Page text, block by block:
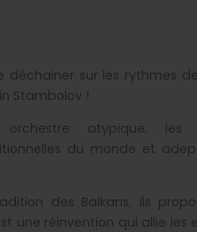
déchainer sur les rythmes
Stambolov !
atypique,
du monde et
des Balkans, ils
une réinvention qui allie les